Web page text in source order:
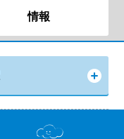
情報